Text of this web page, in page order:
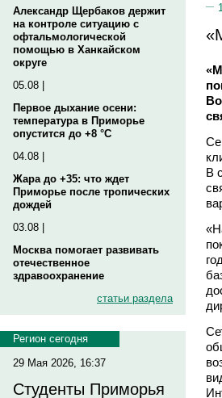
Александр Щербаков держит
на контроле ситуацию с
офтальмологической
помощью в Ханкайском
округе
05.08 |
Первое дыхание осени:
температура в Приморье
опустится до +8 °C
04.08 |
Жара до +35: что ждет
Приморье после тропических
дождей
03.08 |
Москва помогает развивать
отечественное
здравоохранение
статьи раздела
Регион сегодня
29 Мая 2026, 16:37
Студенты Приморья
В